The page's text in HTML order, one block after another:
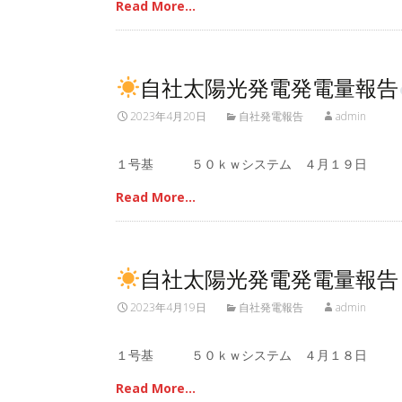
Read More…
自社太陽光発電発電量報告
2023年4月20日 自社発電報告 admin
１号基 ５０ｋｗシステム ４月１９日
Read More…
自社太陽光発電発電量報告
2023年4月19日 自社発電報告 admin
１号基 ５０ｋｗシステム ４月１８日
Read More…